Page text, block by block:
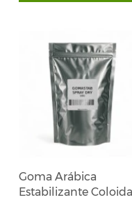
Goma Arábica
Estabilizante Coloidal